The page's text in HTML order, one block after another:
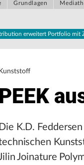
Grundlagen
erweitert Portfolio mit
Kunststoff
PEEK
Die K.D.
Joinature